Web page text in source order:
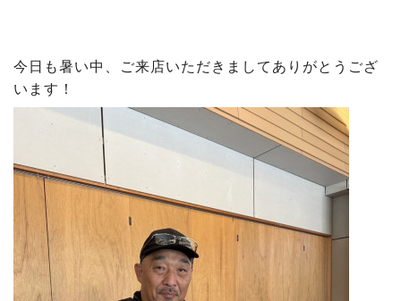
今日も暑い中、ご来店いただきましてありがとうござ
います！